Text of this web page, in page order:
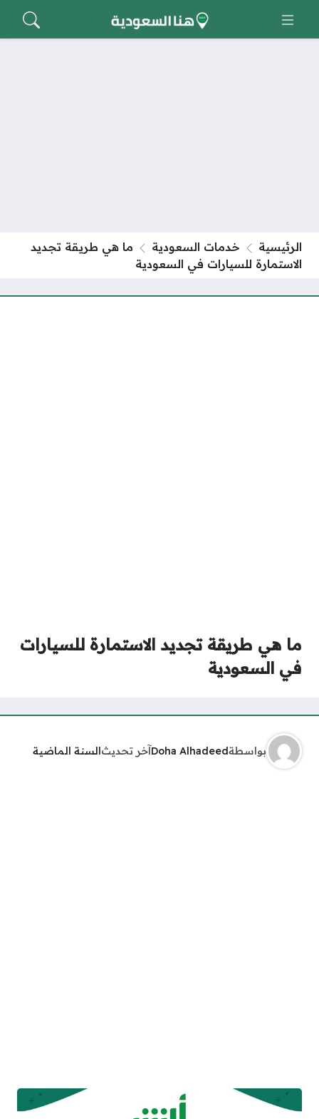
الرئيسية خدمات السعودية
ما هي طريقة تجديد
الاستمارة للسيارات في السعودية
ما هي طريقة تجديد الاستمارة للسيارات
في السعودية
بواسطةDoha Alhadeedآخر تحديثالسنة الماضية